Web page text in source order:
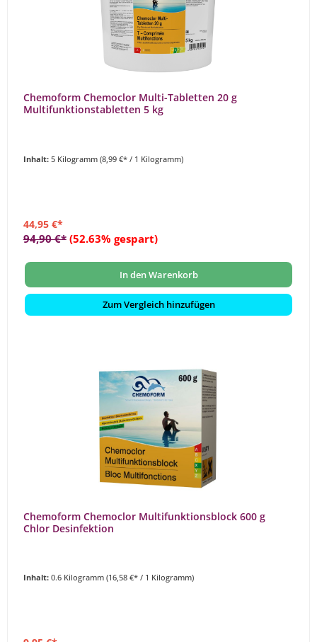
Chemoform Chemoclor Multi-Tabletten 20 g
Multifunktionstabletten 5 kg
Inhalt: 5 Kilogramm (8,99 €* / 1 Kilogramm)
44,95 €*
94,90 €* (52.63% gespart)
In den Warenkorb
Zum Vergleich hinzufügen
Chemoform Chemoclor Multifunktionsblock 600 g
Chlor Desinfektion
Inhalt: 0.6 Kilogramm (16,58 €* / 1 Kilogramm)